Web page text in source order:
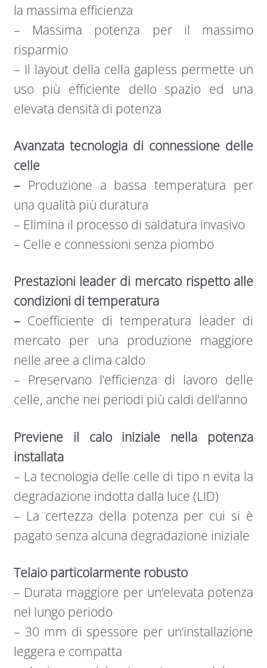
la massima efficienza
– Massima potenza per il massimo
risparmio
– Il layout della cella gapless permette un
uso più efficiente dello spazio ed una
elevata densità di potenza
Avanzata tecnologia di connessione delle
celle
– Produzione a bassa temperatura per
una qualità più duratura
– Elimina il processo di saldatura invasivo
– Celle e connessioni senza piombo
Prestazioni leader di mercato rispetto alle
condizioni di temperatura
– Coefficiente di temperatura leader di
mercato per una produzione maggiore
nelle aree a clima caldo
– Preservano l’efficienza di lavoro delle
celle, anche nei periodi più caldi dell’anno
Previene il calo iniziale nella potenza
installata
– La tecnologia delle celle di tipo n evita la
degradazione indotta dalla luce (LID)
– La certezza della potenza per cui si è
pagato senza alcuna degradazione iniziale
Telaio particolarmente robusto
– Durata maggiore per un’elevata potenza
nel lungo periodo
– 30 mm di spessore per un’installazione
leggera e compatta